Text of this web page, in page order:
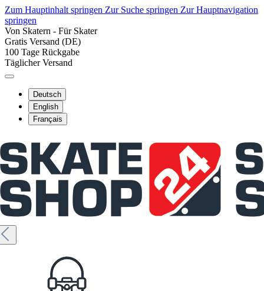
Zum Hauptinhalt springen Zur Suche springen Zur Hauptnavigation
springen
Von Skatern - Für Skater
Gratis Versand (DE)
100 Tage Rückgabe
Täglicher Versand
Deutsch
English
Français